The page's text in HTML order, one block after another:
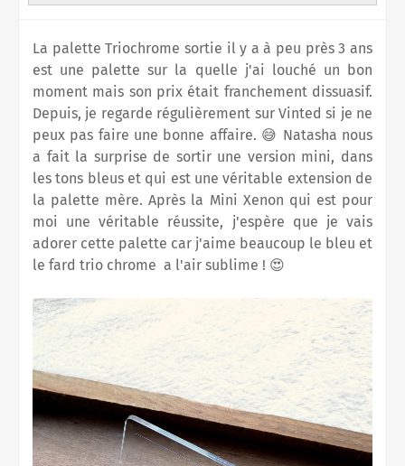
La palette Triochrome sortie il y a à peu près 3 ans
est une palette sur la quelle j'ai louché un bon
moment mais son prix était franchement dissuasif.
Depuis, je regarde régulièrement sur Vinted si je ne
peux pas faire une bonne affaire. 😅 Natasha nous
a fait la surprise de sortir une version mini, dans
les tons bleus et qui est une véritable extension de
la palette mère. Après la Mini Xenon qui est pour
moi une véritable réussite, j'espère que je vais
adorer cette palette car j'aime beaucoup le bleu et
le fard trio chrome a l'air sublime ! 😍